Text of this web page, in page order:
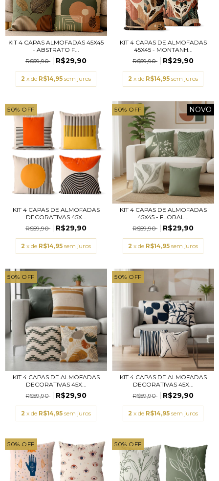
KIT 4 CAPAS ALMOFADAS 45X45
- ABSTRATO F...
R$59,90
R$29,90
2 x de R$14,95 sem juros
KIT 4 CAPAS DE ALMOFADAS
45X45 - MONTANH...
R$59,90
R$29,90
2 x de R$14,95 sem juros
50% OFF
KIT 4 CAPAS DE ALMOFADAS
DECORATIVAS 45X...
R$59,90
R$29,90
2 x de R$14,95 sem juros
50% OFF NOVO
KIT 4 CAPAS DE ALMOFADAS
45X45 - FLORAL...
R$59,90
R$29,90
2 x de R$14,95 sem juros
50% OFF
KIT 4 CAPAS DE ALMOFADAS
DECORATIVAS 45X...
R$59,90
R$29,90
2 x de R$14,95 sem juros
50% OFF
KIT 4 CAPAS DE ALMOFADAS
DECORATIVAS 45X...
R$59,90
R$29,90
2 x de R$14,95 sem juros
50% OFF 50% OFF